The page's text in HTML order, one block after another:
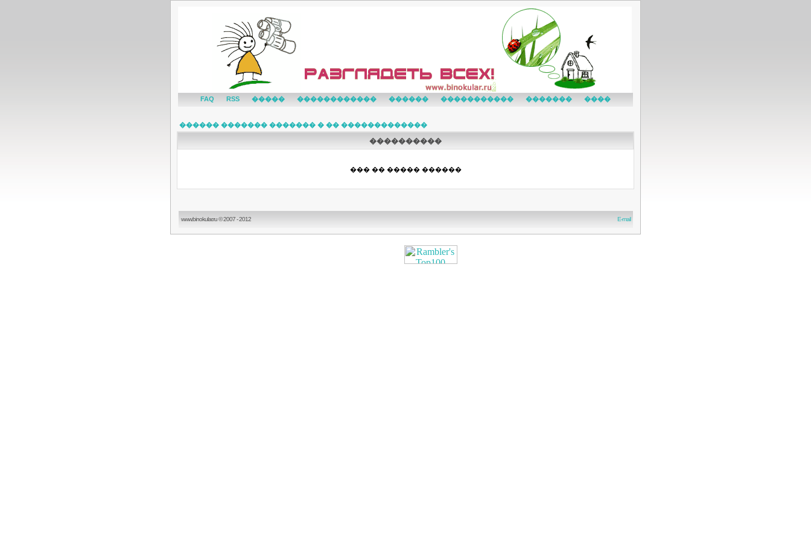
FAQ RSS ����� ������������ ������ ����������� ������� ����
������ ������� ������� � �� �������������
����������
��� �� ����� ������
www.binokular.ru © 2007 - 2012 E-mail